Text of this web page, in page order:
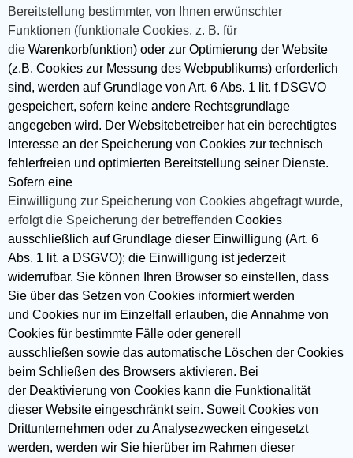
Bereitstellung bestimmter, von Ihnen erwünschter
Funktionen (funktionale Cookies, z. B. für
die Warenkorbfunktion) oder zur Optimierung der Website
(z.B. Cookies zur Messung des Webpublikums) erforderlich
sind, werden auf Grundlage von Art. 6 Abs. 1 lit. f DSGVO
gespeichert, sofern keine andere Rechtsgrundlage
angegeben wird. Der Websitebetreiber hat ein berechtigtes
Interesse an der Speicherung von Cookies zur technisch
fehlerfreien und optimierten Bereitstellung seiner Dienste.
Sofern eine
Einwilligung zur Speicherung von Cookies abgefragt wurde,
erfolgt die Speicherung der betreffenden Cookies
ausschließlich auf Grundlage dieser Einwilligung (Art. 6
Abs. 1 lit. a DSGVO); die Einwilligung ist jederzeit
widerrufbar. Sie können Ihren Browser so einstellen, dass
Sie über das Setzen von Cookies informiert werden
und Cookies nur im Einzelfall erlauben, die Annahme von
Cookies für bestimmte Fälle oder generell
ausschließen sowie das automatische Löschen der Cookies
beim Schließen des Browsers aktivieren. Bei
der Deaktivierung von Cookies kann die Funktionalität
dieser Website eingeschränkt sein. Soweit Cookies von
Drittunternehmen oder zu Analysezwecken eingesetzt
werden, werden wir Sie hierüber im Rahmen dieser